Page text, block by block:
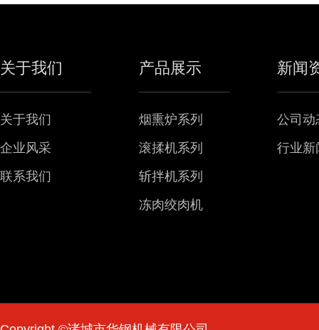
关于我们
关于我们
企业风采
联系我们
产品展示
烟熏炉系列
滚揉机系列
斩拌机系列
冻肉绞肉机
新闻
公司动
行业新